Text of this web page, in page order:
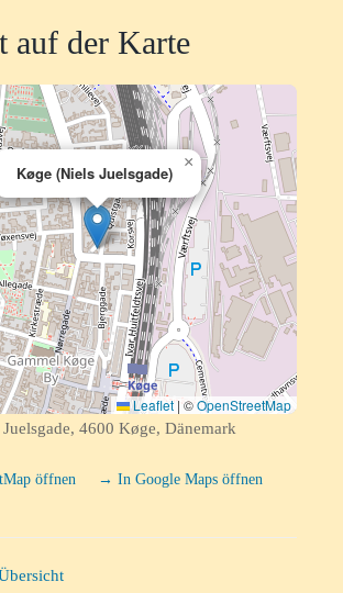
auf der Karte
Køge (Niels Juelsgade)
×
Leaflet| ©OpenStreetMap
4600 Køge, Dänemark
öffnen → In Google Maps öffnen